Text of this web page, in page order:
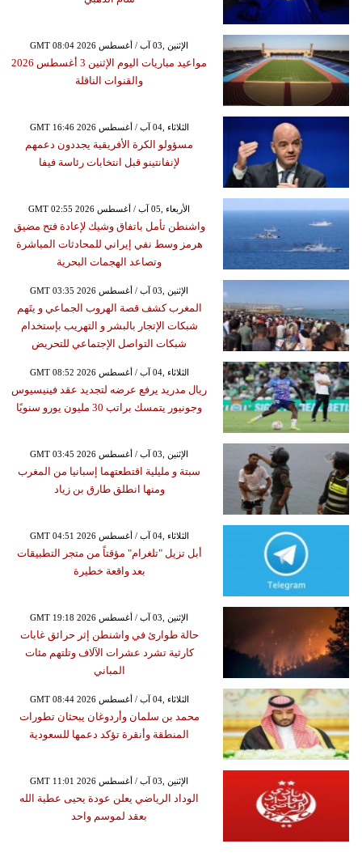
GMT 08:04 2026 الإثنين ,03 آب / أغسطس
مواعيد مباريات اليوم الإثنين 3 أغسطس 2026
والقنوات الناقلة
GMT 16:46 2026 الثلاثاء ,04 آب / أغسطس
مسؤولو الكرة الأفريقية يجددون دعمهم
لإنفانتينو قبل انتخابات رئاسة فيفا
GMT 02:55 2026 الأربعاء ,05 آب / أغسطس
واشنطن تأمل باتفاق وشيك لإعادة فتح مضيق
هرمز وسط نفي إيراني للمحادثات المباشرة
وتصاعد الهجمات البحرية
GMT 03:35 2026 الإثنين ,03 آب / أغسطس
المغرب كشف قصة الهروب الجماعي و يتَهم
شبكات الإتجار بالبشر و التهريب بإستخدام
شبكات التواصل الإجتماعي للتحريض
GMT 08:52 2026 الثلاثاء ,04 آب / أغسطس
ريال مدريد يرفع عرضه لتجديد عقد فينيسيوس
وجونيور يتمسك براتب 30 مليون يورو سنويًا
GMT 03:45 2026 الإثنين ,03 آب / أغسطس
سبتة و مليلية اقتطعتهما إسبانيا من المغرب
ومنها انطلق طارق بن زياد
GMT 04:51 2026 الثلاثاء ,04 آب / أغسطس
أبل تزيل "تلغرام" مؤقتاً من متجر التطبيقات
بعد واقعة خطيرة
GMT 19:18 2026 الإثنين ,03 آب / أغسطس
حالة طوارئ في واشنطن إثر حرائق غابات
كارثية تشرد عشرات الآلاف وتلتهم مئات
المباني
GMT 08:44 2026 الثلاثاء ,04 آب / أغسطس
محمد بن سلمان وأردوغان يبحثان تطورات
المنطقة وأنقرة تؤكد دعمها للسعودية
GMT 11:01 2026 الإثنين ,03 آب / أغسطس
الوداد الرياضي يعلن عودة يحيى عطية الله
بعقد لموسم واحد